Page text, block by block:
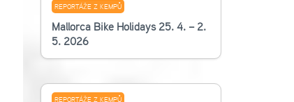
REPORTÁŽE Z KEMPŮ
Mallorca Bike Holidays 25. 4. – 2.
5. 2026
REPORTÁŽE Z KEMPŮ